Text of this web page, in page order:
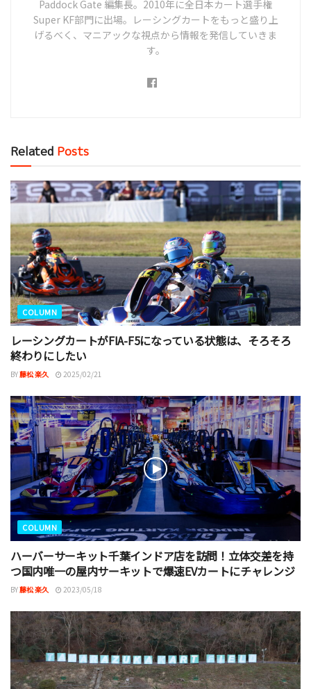
Paddock Gate 編集長。2010年に全日本カート選手権
Super KF部門に出場。レーシングカートをもっと盛り上
げるべく、マニアックな視点から情報を発信していきま
す。
Related Posts
COLUMN
レーシングカートがFIA-F5になっている状態は、そろそろ
終わりにしたい
BY藤松 楽久 2025/02/21
COLUMN
ハーバーサーキット千葉インドア店を訪問！立体交差を持
つ国内唯一の屋内サーキットで爆速EVカートにチャレンジ
BY藤松 楽久 2023/05/18